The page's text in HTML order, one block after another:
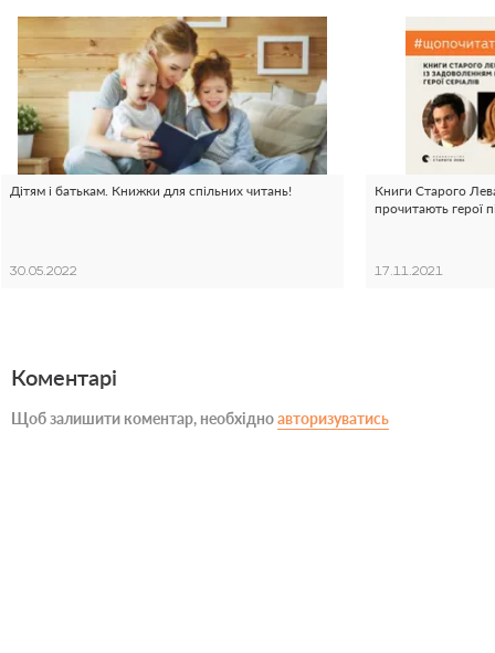
Дітям і батькам. Книжки для спільних читань!
30.05.2022
Книги Старого
прочитають герої
17.11.2021
Коментарі
Щоб залишити коментар, необхідноавторизуватись